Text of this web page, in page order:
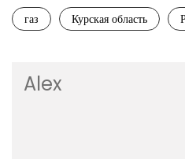
газ
Курская область
Alex